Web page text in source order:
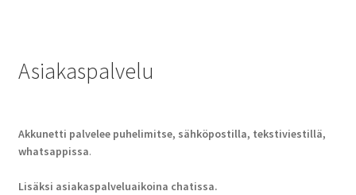
Asiakaspalvelu
Akkunetti palvelee puhelimitse, sähköpostilla, tekstiviestillä,
whatsappissa.
Lisäksi asiakaspalveluaikoina chatissa.